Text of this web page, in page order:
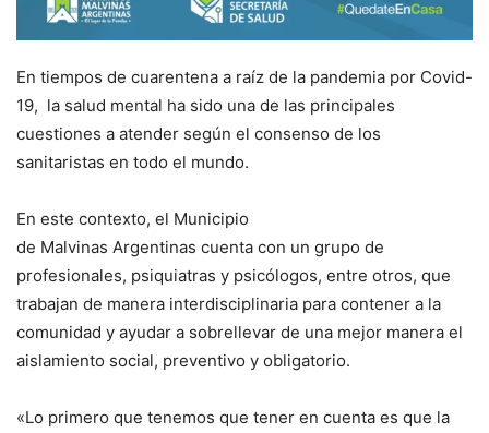
En tiempos de cuarentena a raíz de la pandemia por Covid-
19, la salud mental ha sido una de las principales
cuestiones a atender según el consenso de los
sanitaristas en todo el mundo.
En este contexto, el Municipio
de Malvinas Argentinas cuenta con un grupo de
profesionales, psiquiatras y psicólogos, entre otros, que
trabajan de manera interdisciplinaria para contener a la
comunidad y ayudar a sobrellevar de una mejor manera el
aislamiento social, preventivo y obligatorio.
«Lo primero que tenemos que tener en cuenta es que la